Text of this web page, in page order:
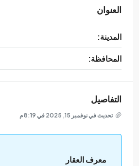
العنوان
المدينة:
المحافظة:
التفاصيل
تحديث في نوفمبر 15, 2025 في 8:19 م
معرف العقار